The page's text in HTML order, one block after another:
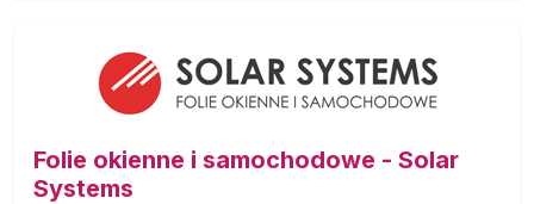
Folie okienne i samochodowe - Solar
Systems